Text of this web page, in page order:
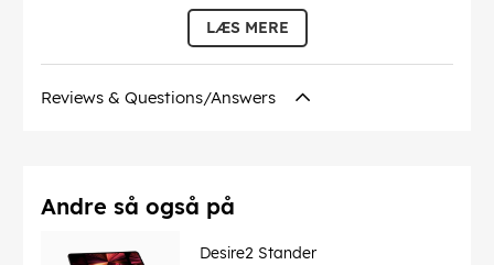
behagelig og ergonomisk arbejdsoplevelse.
Det elegante og sofistikerede design af det veganske
luksus til dit arbejdsområde. Den 4 mm tykke veganske
LÆS MERE
Reviews & Questions/Answers
Andre så også på
Desire2 Stander